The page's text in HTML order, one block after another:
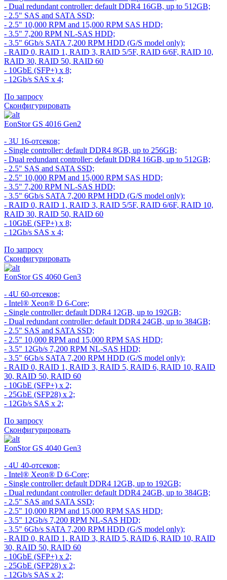
- Dual redundant controller: default DDR4 16GB, up to 512GB;
- 2.5" SAS and SATA SSD;
- 2.5" 10,000 RPM and 15,000 RPM SAS HDD;
- 3.5" 7,200 RPM NL-SAS HDD;
- 3.5" 6Gb/s SATA 7,200 RPM HDD (G/S model only);
- RAID 0, RAID 1, RAID 3, RAID 5/5F, RAID 6/6F, RAID 10,
RAID 30, RAID 50, RAID 60
- 10GbE (SFP+) x 8;
- 12Gb/s SAS x 4;
По запросу
Сконфигурировать
EonStor GS 4016 Gen2
- 3U 16-отсеков;
- Single controller: default DDR4 8GB, up to 256GB;
- Dual redundant controller: default DDR4 16GB, up to 512GB;
- 2.5" SAS and SATA SSD;
- 2.5" 10,000 RPM and 15,000 RPM SAS HDD;
- 3.5" 7,200 RPM NL-SAS HDD;
- 3.5" 6Gb/s SATA 7,200 RPM HDD (G/S model only);
- RAID 0, RAID 1, RAID 3, RAID 5/5F, RAID 6/6F, RAID 10,
RAID 30, RAID 50, RAID 60
- 10GbE (SFP+) x 8;
- 12Gb/s SAS x 4;
По запросу
Сконфигурировать
EonStor GS 4060 Gen3
- 4U 60-отсеков;
- Intel® Xeon® D 6-Core;
- Single controller: default DDR4 12GB, up to 192GB;
- Dual redundant controller: default DDR4 24GB, up to 384GB;
- 2.5" SAS and SATA SSD;
- 2.5" 10,000 RPM and 15,000 RPM SAS HDD;
- 3.5" 12Gb/s 7,200 RPM NL-SAS HDD;
- 3.5" 6Gb/s SATA 7,200 RPM HDD (G/S model only);
- RAID 0, RAID 1, RAID 3, RAID 5, RAID 6, RAID 10, RAID
30, RAID 50, RAID 60
- 10GbE (SFP+) x 2;
- 25GbE (SFP28) x 2;
- 12Gb/s SAS x 2;
По запросу
Сконфигурировать
EonStor GS 4040 Gen3
- 4U 40-отсеков;
- Intel® Xeon® D 6-Core;
- Single controller: default DDR4 12GB, up to 192GB;
- Dual redundant controller: default DDR4 24GB, up to 384GB;
- 2.5" SAS and SATA SSD;
- 2.5" 10,000 RPM and 15,000 RPM SAS HDD;
- 3.5" 12Gb/s 7,200 RPM NL-SAS HDD;
- 3.5" 6Gb/s SATA 7,200 RPM HDD (G/S model only);
- RAID 0, RAID 1, RAID 3, RAID 5, RAID 6, RAID 10, RAID
30, RAID 50, RAID 60
- 10GbE (SFP+) x 2;
- 25GbE (SFP28) x 2;
- 12Gb/s SAS x 2;